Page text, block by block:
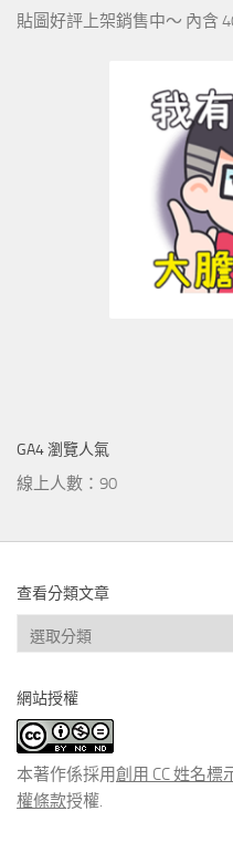
貼圖好評上架銷售中～ 內含
GA4 瀏覽人氣
線上人數：90
查看分類文章
查
看
類
文
章
網站授權
本著作係採用創用 CC 姓名
權條款授權.